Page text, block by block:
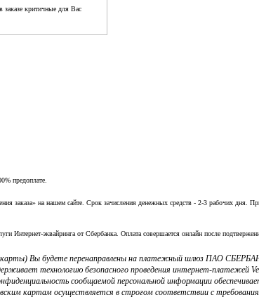
критичные для Вас
предоплате.
на нашем сайте. Срок зачисления денежных средств - 2-3 рабочих дня.
Интернет-эквайринга от Сбербанка. Оплата совершается онлайн после
карты) Вы будете перенаправлены на платежный шлюз ПАО
технологию безопасного проведения интернет-
сообщаемой персональной информации
картам осуществляется в строгом соответствии с